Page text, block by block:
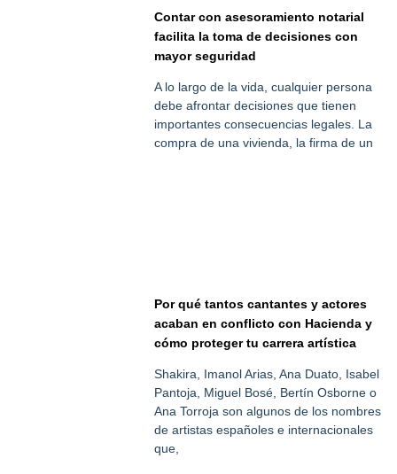
Contar con asesoramiento notarial
facilita la toma de decisiones con
mayor seguridad
A lo largo de la vida, cualquier persona
debe afrontar decisiones que tienen
importantes consecuencias legales. La
compra de una vivienda, la firma de un
Por qué tantos cantantes y actores
acaban en conflicto con Hacienda y
cómo proteger tu carrera artística
Shakira, Imanol Arias, Ana Duato, Isabel
Pantoja, Miguel Bosé, Bertín Osborne o
Ana Torroja son algunos de los nombres
de artistas españoles e internacionales
que,